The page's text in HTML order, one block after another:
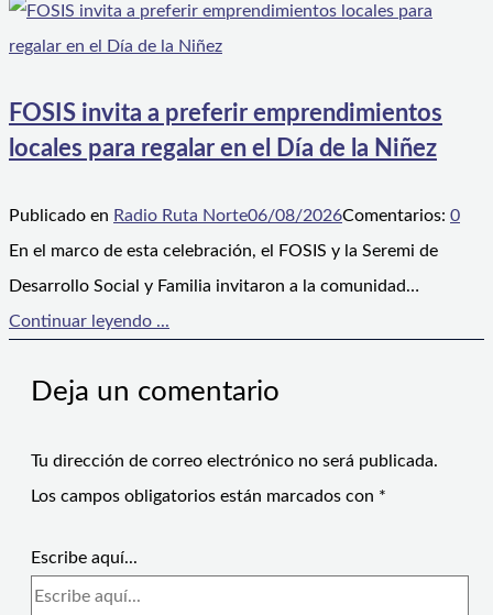
FOSIS invita a preferir emprendimientos
locales para regalar en el Día de la Niñez
Publicado en Radio Ruta Norte06/08/2026Comentarios: 0
En el marco de esta celebración, el FOSIS y la Seremi de
Desarrollo Social y Familia invitaron a la comunidad…
Continuar leyendo ...
Deja un comentario
Tu dirección de correo electrónico no será publicada.
Los campos obligatorios están marcados con *
Escribe aquí...